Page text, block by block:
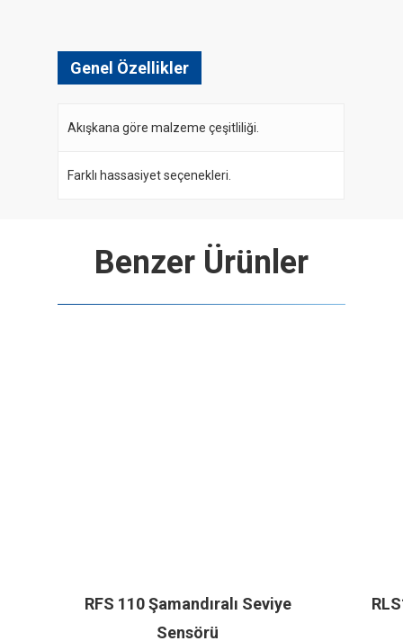
Genel Özellikler
Akışkana göre malzeme çeşitliliği.
Farklı hassasiyet seçenekleri.
Benzer Ürünler
RFS 110 Şamandıralı Seviye
Sensörü